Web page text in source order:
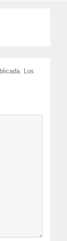
Los